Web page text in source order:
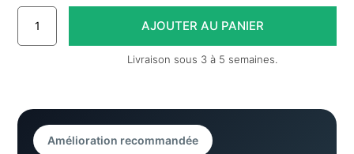
Livraison sous 3 à 5 semaines.
Amélioration recommandée